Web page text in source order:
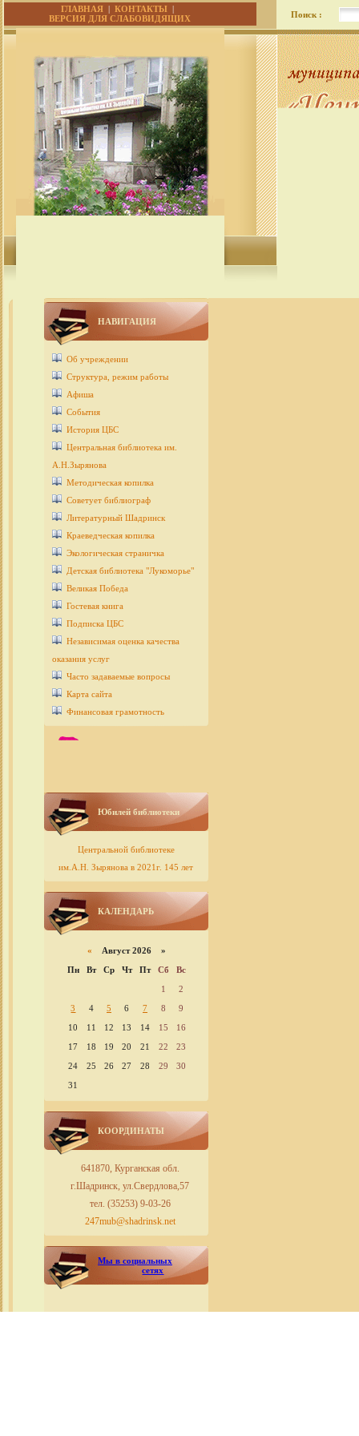
ГЛАВНАЯ |КОНТАКТЫ |
ВЕРСИЯ ДЛЯ СЛАБОВИДЯЩИХ
Поиск :
НАВИГАЦИЯ
Об учреждении
Структура, режим работы
Афиша
События
История ЦБС
Центральная библиотека им.
А.Н.Зырянова
Методическая копилка
Советует библиограф
Литературный Шадринск
Краеведческая копилка
Экологическая страничка
Детcкая библиотека "Лукоморье"
Великая Победа
Гостевая книга
Подписка ЦБС
Независимая оценка качества
оказания услуг
Часто задаваемые вопросы
Карта сайта
Финансовая грамотность
Юбилей библиотеки
Центральной библиотеке
им.А.Н. Зырянова в 2021г. 145 лет
КАЛЕНДАРЬ
« Август 2026 »
Пн
Вт Ср Чт Пт Сб
Вс
1
2
3
4 5 6 7 8
9
10
11 12 13 14 15
16
17
18 19 20 21 22
23
24
25 26 27 28 29
30
31
КООРДИНАТЫ
641870, Курганская обл.
г.Шадринск, ул.Свердлова,57
тел. (35253) 9-03-26
247mub@shadrinsk.net
Мы в социальных
сетях